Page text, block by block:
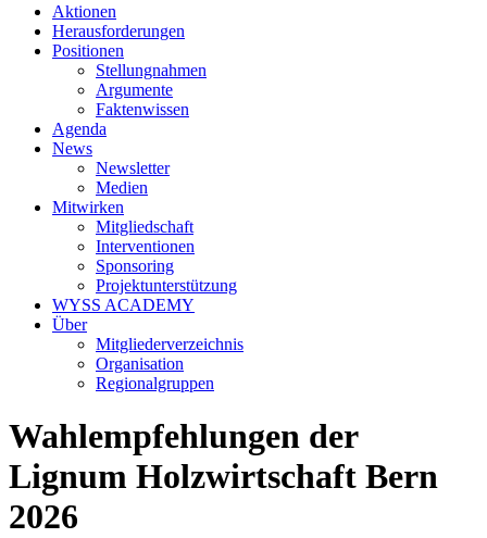
Aktionen
Herausforderungen
Positionen
Stellungnahmen
Argumente
Faktenwissen
Agenda
News
Newsletter
Medien
Mitwirken
Mitgliedschaft
Interventionen
Sponsoring
Projektunterstützung
WYSS ACADEMY
Über
Mitgliederverzeichnis
Organisation
Regionalgruppen
Wahlempfehlungen der
Lignum Holzwirtschaft Bern
2026